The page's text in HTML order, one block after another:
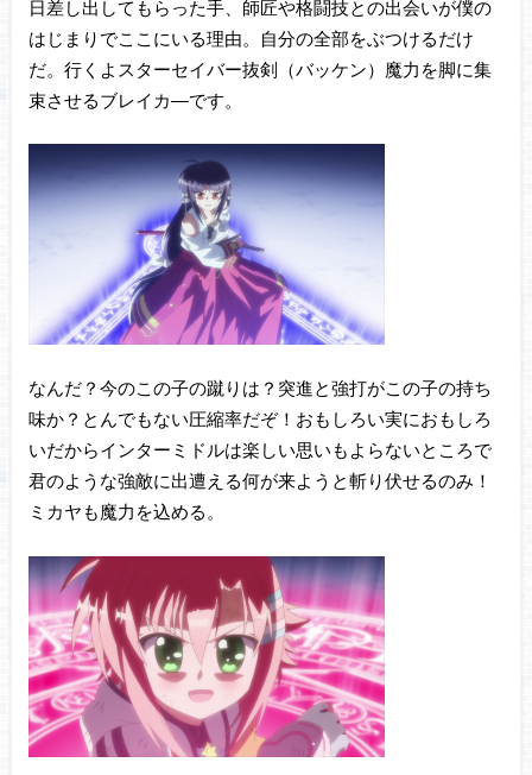
日差し出してもらった手、師匠や格闘技との出会いが僕の
はじまりでここにいる理由。自分の全部をぶつけるだけ
だ。行くよスターセイバー抜剣（バッケン）魔力を脚に集
束させるブレイカ―です。
なんだ？今のこの子の蹴りは？突進と強打がこの子の持ち
味か？とんでもない圧縮率だぞ！おもしろい実におもしろ
いだからインターミドルは楽しい思いもよらないところで
君のような強敵に出遭える何が来ようと斬り伏せるのみ！
ミカヤも魔力を込める。